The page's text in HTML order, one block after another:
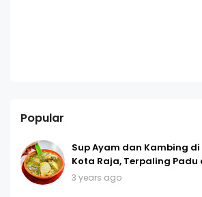
Popular
Sup Ayam dan Kambing di
Kota Raja, Terpaling Padu
3 years ago